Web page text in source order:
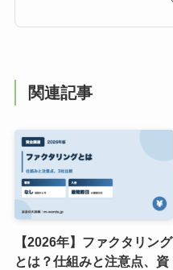
関連記事
【2026年】ファクタリング
とは？仕組みと注意点、資